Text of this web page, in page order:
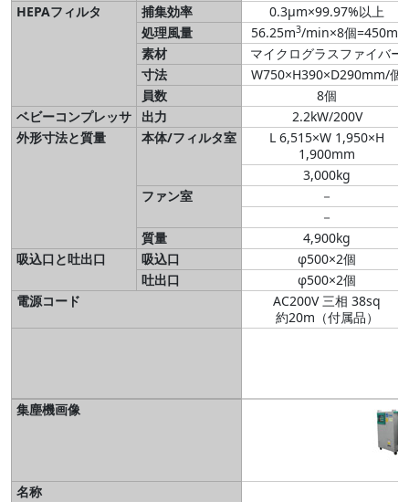
HEPAフィルタ 捕集効率
0.3μm×99.97%以上
処理風量
56.25m3/min×8個=450m
素材
マイクログラスファイバー
寸法
W750×H390×D290mm/個
員数
8個
ベビーコンプレッサ
出力
2.2kW/200V
外形寸法と質量
本体/フィルタ室
L 6,515×W 1,950×H
1,900mm
3,000kg
ファン室
－
－
質量
4,900kg
吸込口と吐出口
吸込口
φ500×2個
吐出口
φ500×2個
電源コード
AC200V 三相 38sq
約20m（付属品）
集塵機画像
名称